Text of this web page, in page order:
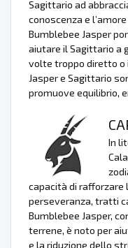
Sagittario ad
conoscenza e
Bumblebee Jasper
aiutare il Sagittario a
volte troppo diretto o
Jasper e Sagittario
promuove equilibrio,
In
capacità di rafforzare
perseveranza, tratti
Bumblebee Jasper,
terrene, è noto per
e la riduzione dello